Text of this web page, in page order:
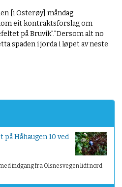
[i Osterøy] måndag
eit kontraktsforslag om
på Bruvik"."Dersom alt no
spaden i jorda i løpet av neste
Håhaugen 10 ved
indgang fra Olsnesvegen lidt nord